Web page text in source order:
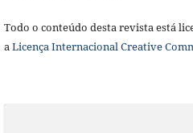
Todo o conteúdo desta revista está
aLicençaInternacional Creative